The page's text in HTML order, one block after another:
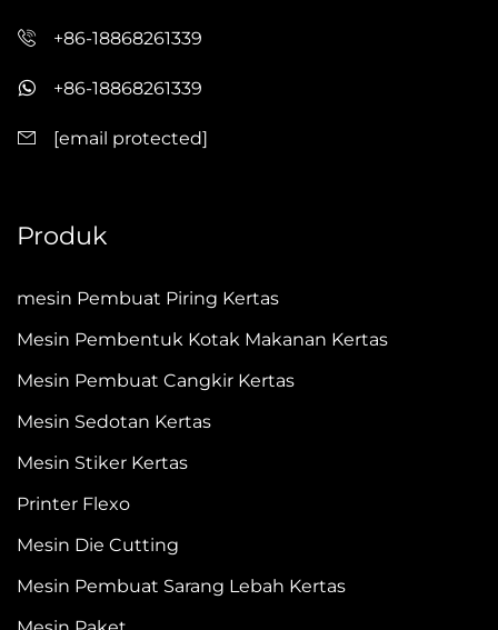
+86-18868261339
+86-18868261339
[email protected]
Produk
mesin Pembuat Piring Kertas
Mesin Pembentuk Kotak Makanan Kertas
Mesin Pembuat Cangkir Kertas
Mesin Sedotan Kertas
Mesin Stiker Kertas
Printer Flexo
Mesin Die Cutting
Mesin Pembuat Sarang Lebah Kertas